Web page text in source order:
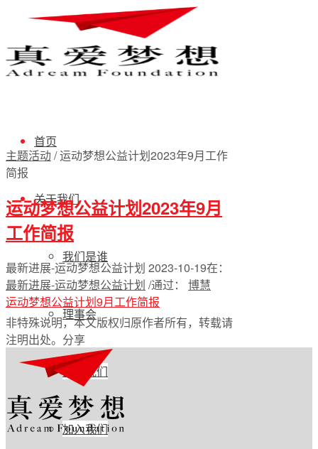
首页
关于我们
我们是谁
理事会
支持我们
加入我们
主题活动 /运动梦想公益计划2023年9月工作
简报
运动梦想公益计划2023年9月
工作简报
最新进展-运动梦想公益计划 2023-10-19在：
最新进展-运动梦想公益计划 /通过： 博慧
运动梦想公益计划9月工作简报
非特殊说明，本文版权归原作者所有，转载请
注明出处。 分享